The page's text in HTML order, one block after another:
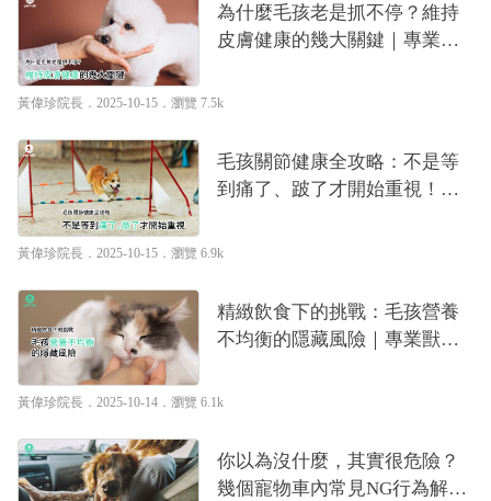
為什麼毛孩老是抓不停？維持
皮膚健康的幾大關鍵｜專業獸
黃偉珍院長 ．2025-10-15． 瀏覽 7.5k
毛孩關節健康全攻略：不是等
到痛了、跛了才開始重視！｜
黃偉珍院長 ．2025-10-15． 瀏覽 6.9k
精緻飲食下的挑戰：毛孩營養
不均衡的隱藏風險｜專業獸醫
黃偉珍院長 ．2025-10-14． 瀏覽 6.1k
你以為沒什麼，其實很危險？
幾個寵物車內常見NG行為解析